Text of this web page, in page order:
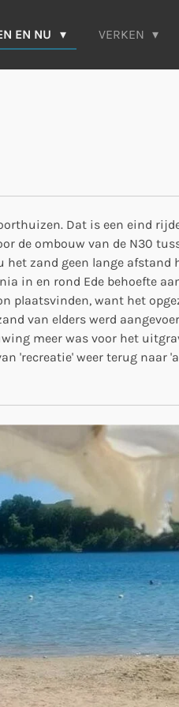
EN NU VERKEN
Dat is een eind
de ombouw van de N30
het zand geen lange afstand
in en rond Ede behoefte
plaatsvinden, want het
van elders werd
meer was voor het
'recreatie' weer terug naar